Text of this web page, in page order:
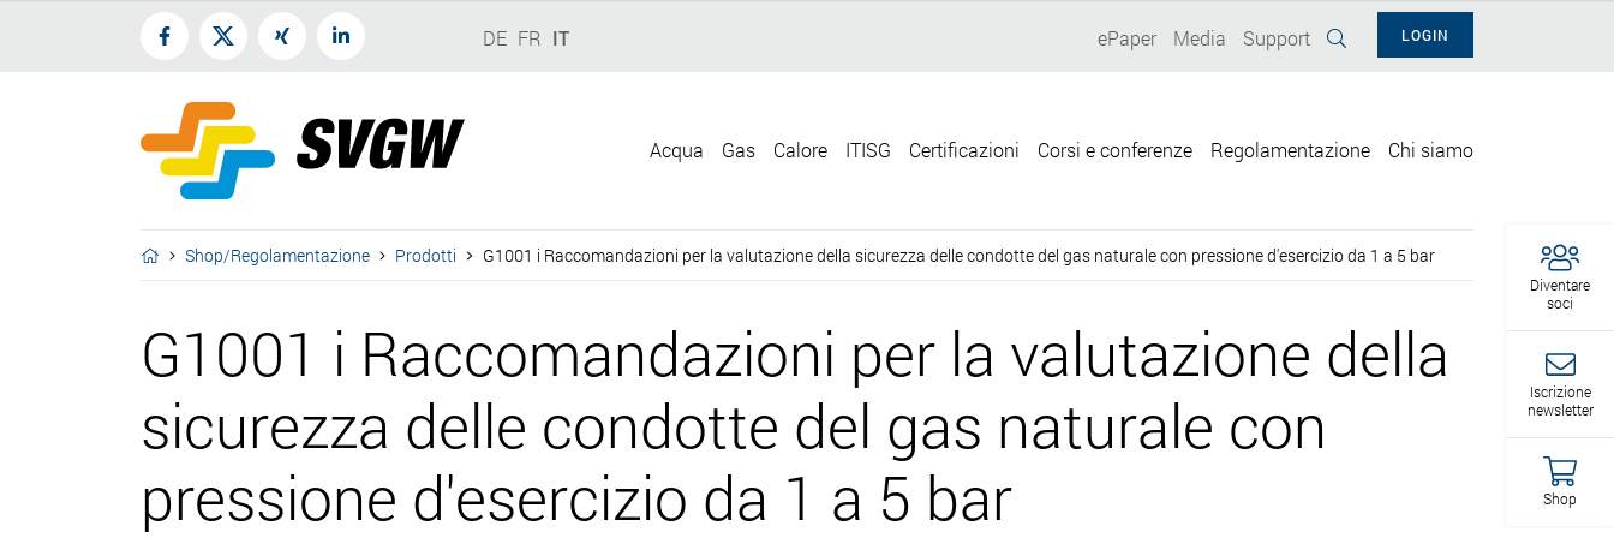
Diventare
soci
Iscrizione
newsletter
Shop
DE FR IT LOGIN
ePaper Media Support
Acqua Gas Calore ITISG Certificazioni Corsi e conferenze Regolamentazione Chi siamo
Shop/Regolamentazione Prodotti G1001 i Raccomandazioni per la valutazione della sicurezza delle condotte del gas naturale con pressione d'esercizio da 1 a 5 bar
G1001 i Raccomandazioni per la valutazione della
sicurezza delle condotte del gas naturale con
pressione d'esercizio da 1 a 5 bar